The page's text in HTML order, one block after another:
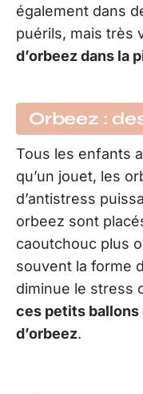
également dans
puérils, mais très
d’orbeez dans la
Orbeez :
Tous les enfants
qu’un jouet, les
d’antistress
orbeez sont
caoutchouc plus
souvent la forme
diminue le stress
ces petits
d’orbeez.